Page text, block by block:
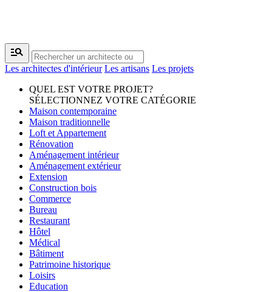
manage_search
Les architectes d'intérieur Les artisans Les projets
QUEL EST VOTRE PROJET?
SÉLECTIONNEZ VOTRE CATÉGORIE
Maison contemporaine
Maison traditionnelle
Loft et Appartement
Rénovation
Aménagement intérieur
Aménagement extérieur
Extension
Construction bois
Commerce
Bureau
Restaurant
Hôtel
Médical
Bâtiment
Patrimoine historique
Loisirs
Education